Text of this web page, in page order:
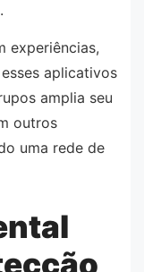
experiências,
aplicativos
amplia seu
outros
uma rede de